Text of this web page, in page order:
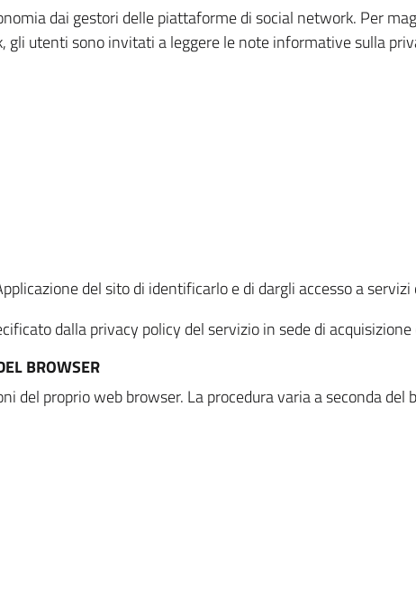
dai gestori delle piattaforme di social network. Per
utenti sono invitati a leggere le note informative sulla
del sito di identificarlo e di dargli accesso a servizi
dalla privacy policy del servizio in sede di
BROWSER
proprio web browser. La procedura varia a seconda del